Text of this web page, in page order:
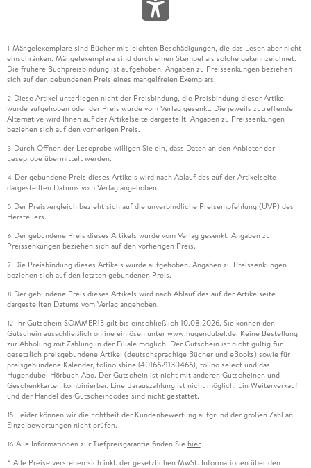
1 Mängelexemplare sind Bücher mit leichten Beschädigungen, die das Lesen aber nicht
einschränken. Mängelexemplare sind durch einen Stempel als solche gekennzeichnet.
Die frühere Buchpreisbindung ist aufgehoben. Angaben zu Preissenkungen beziehen
sich auf den gebundenen Preis eines mangelfreien Exemplars.
2 Diese Artikel unterliegen nicht der Preisbindung, die Preisbindung dieser Artikel
wurde aufgehoben oder der Preis wurde vom Verlag gesenkt. Die jeweils zutreffende
Alternative wird Ihnen auf der Artikelseite dargestellt. Angaben zu Preissenkungen
beziehen sich auf den vorherigen Preis.
3 Durch Öffnen der Leseprobe willigen Sie ein, dass Daten an den Anbieter der
Leseprobe übermittelt werden.
4 Der gebundene Preis dieses Artikels wird nach Ablauf des auf der Artikelseite
dargestellten Datums vom Verlag angehoben.
5 Der Preisvergleich bezieht sich auf die unverbindliche Preisempfehlung (UVP) des
Herstellers.
6 Der gebundene Preis dieses Artikels wurde vom Verlag gesenkt. Angaben zu
Preissenkungen beziehen sich auf den vorherigen Preis.
7 Die Preisbindung dieses Artikels wurde aufgehoben. Angaben zu Preissenkungen
beziehen sich auf den letzten gebundenen Preis.
8 Der gebundene Preis dieses Artikels wird nach Ablauf des auf der Artikelseite
dargestellten Datums vom Verlag angehoben.
12 Ihr Gutschein SOMMER13 gilt bis einschließlich 10.08.2026. Sie können den
Gutschein ausschließlich online einlösen unter www.hugendubel.de. Keine Bestellung
zur Abholung mit Zahlung in der Filiale möglich. Der Gutschein ist nicht gültig für
gesetzlich preisgebundene Artikel (deutschsprachige Bücher und eBooks) sowie für
preisgebundene Kalender, tolino shine (4016621130466), tolino select und das
Hugendubel Hörbuch Abo. Der Gutschein ist nicht mit anderen Gutscheinen und
Geschenkkarten kombinierbar. Eine Barauszahlung ist nicht möglich. Ein Weiterverkauf
und der Handel des Gutscheincodes sind nicht gestattet.
15 Leider können wir die Echtheit der Kundenbewertung aufgrund der großen Zahl an
Einzelbewertungen nicht prüfen.
16 Alle Informationen zur Tiefpreisgarantie finden Sie hier
* Alle Preise verstehen sich inkl. der gesetzlichen MwSt. Informationen über den